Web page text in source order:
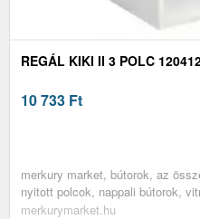
REGÁL KIKI II 3 POLC
10 733 Ft
merkury market, bútorok, az
nyitott polcok, nappali bútorok,
irodai polcok, könyves polcok
merkurymarket.hu